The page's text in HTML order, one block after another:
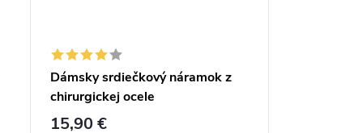
Dámsky srdiečkový náramok z
chirurgickej ocele
15,90 €